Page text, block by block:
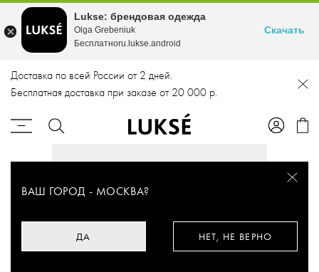
Доставка по всей России от 2 дней.
Бесплатная доставка при заказе от 20 000 р.
ВАШ ГОРОД - МОСКВА?
ДА НЕТ, НЕ ВЕРНО
Lukse: брендовая одежда
Olga Grebeniuk
Бесплатноru.lukse.android
Скачать